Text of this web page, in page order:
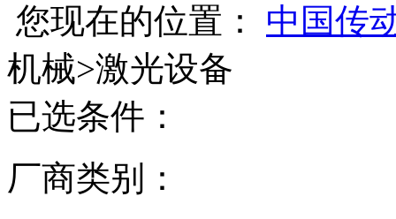
您现在的位置：
中国传
机械>激光设备
已选条件：
厂商类别：